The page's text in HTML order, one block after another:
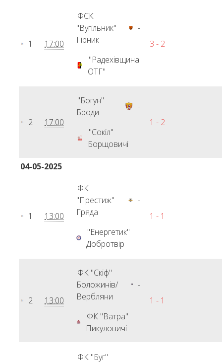
1 17:00
ФСК
"Вугільник"
Гірник
-
"Радехівщина
ОТГ"
3 - 2
2 17:00
"Богун"
Броди
-
"Сокіл"
Борщовичі
1 - 2
04-05-2025
1 13:00
ФК
"Престиж"
Гряда
-
"Енергетик"
Добротвір
1 - 1
2 13:00
ФК "Скіф"
Боложинів/
Вербляни
-
ФК "Ватра"
Пикуловичі
1 - 1
ФК "Буг"